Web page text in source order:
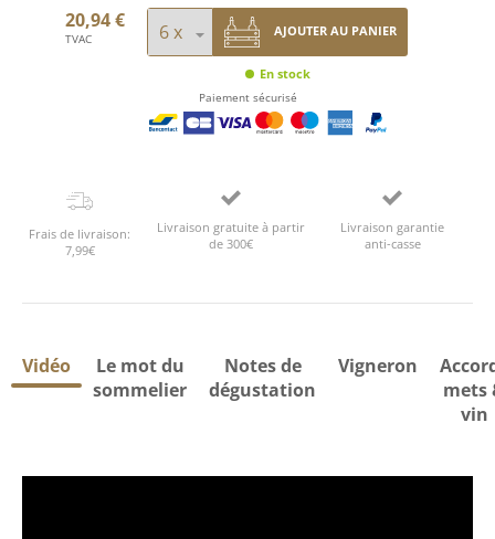
20,94 €
TVAC
AJOUTER AU PANIER
En stock
Paiement sécurisé
Frais de livraison:
7,99€
Livraison gratuite à partir
de 300€
Livraison garantie
anti-casse
Vidéo
Le mot du
sommelier
Notes de
dégustation
Vigneron
mets
vin